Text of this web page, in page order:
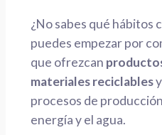
¿No sabes qué hábitos
puedes empezar por
que ofrezcan
materiales reciclables
procesos de
energía y el agua.